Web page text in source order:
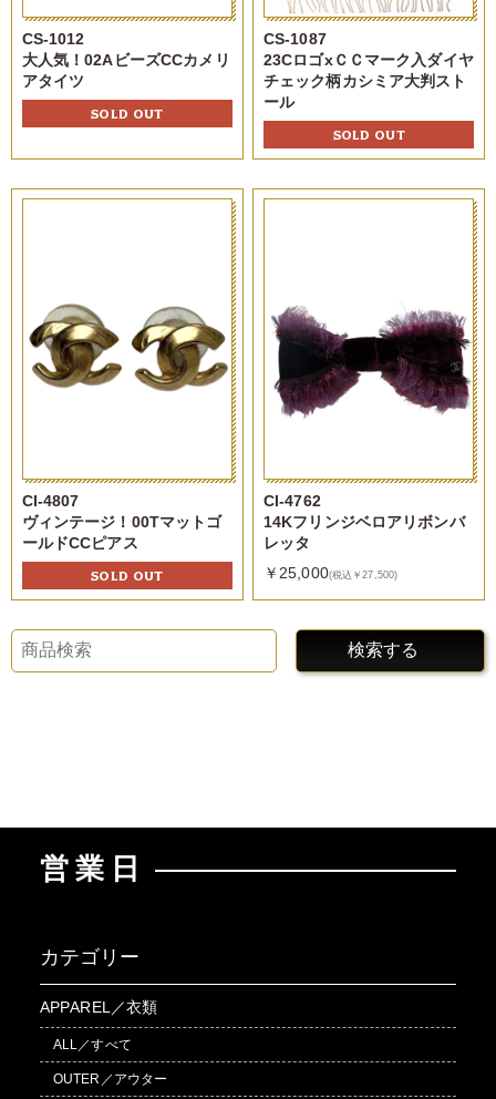
CS-1012
大人気！02AビーズCCカメリ
アタイツ
SOLD OUT
CS-1087
23CロゴxＣＣマーク入ダイヤ
チェック柄カシミア大判スト
ール
SOLD OUT
CI-4807
ヴィンテージ！00Tマットゴ
ールドCCピアス
SOLD OUT
CI-4762
14Kフリンジベロアリボンバ
レッタ
￥25,000(税込￥27,500)
検索する
営業日
カテゴリー
APPAREL／衣類
ALL／すべて
OUTER／アウター